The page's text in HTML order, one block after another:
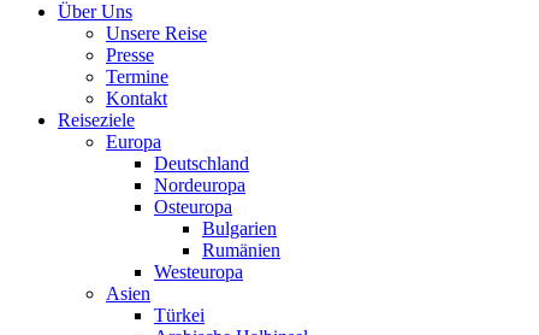
Über Uns
Unsere Reise
Presse
Termine
Kontakt
Reiseziele
Europa
Deutschland
Nordeuropa
Osteuropa
Bulgarien
Rumänien
Westeuropa
Asien
Türkei